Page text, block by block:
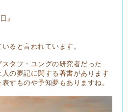
』
ると言われています。
タフ・ユングの研究者だった
の夢記に関する著書があります
すものや予知夢もありますね。